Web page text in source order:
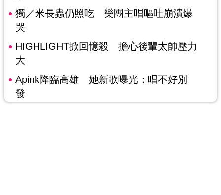
獨／米長蟲仍照吃 樂團主唱嘔吐崩潰爆
哭
HIGHLIGHT掀回憶殺 擔心後輩太帥壓力
大
Apink降臨高雄 她新歌曝光：唱不好別
發